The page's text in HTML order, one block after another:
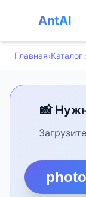
AntAI
Главная›Каталог
📸